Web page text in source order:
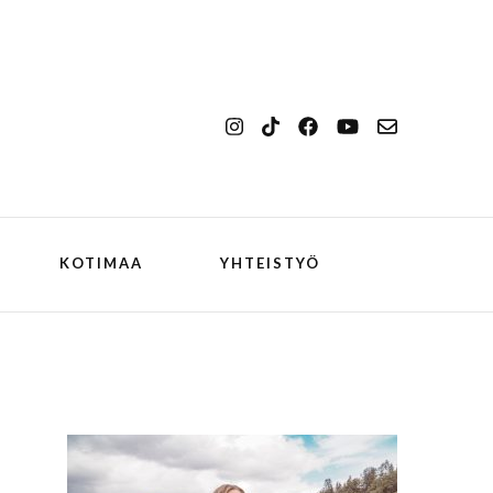
Kangerlussuaq
KOTIMAA
koiran kanssa
YHTEISTYÖ